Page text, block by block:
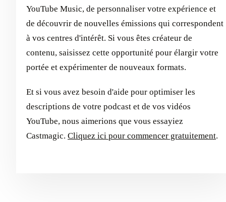
YouTube Music, de personnaliser votre expérience et
de découvrir de nouvelles émissions qui correspondent
à vos centres d'intérêt. Si vous êtes créateur de
contenu, saisissez cette opportunité pour élargir votre
portée et expérimenter de nouveaux formats.
Et si vous avez besoin d'aide pour optimiser les
descriptions de votre podcast et de vos vidéos
YouTube, nous aimerions que vous essayiez
Castmagic. Cliquez ici pour commencer gratuitement.